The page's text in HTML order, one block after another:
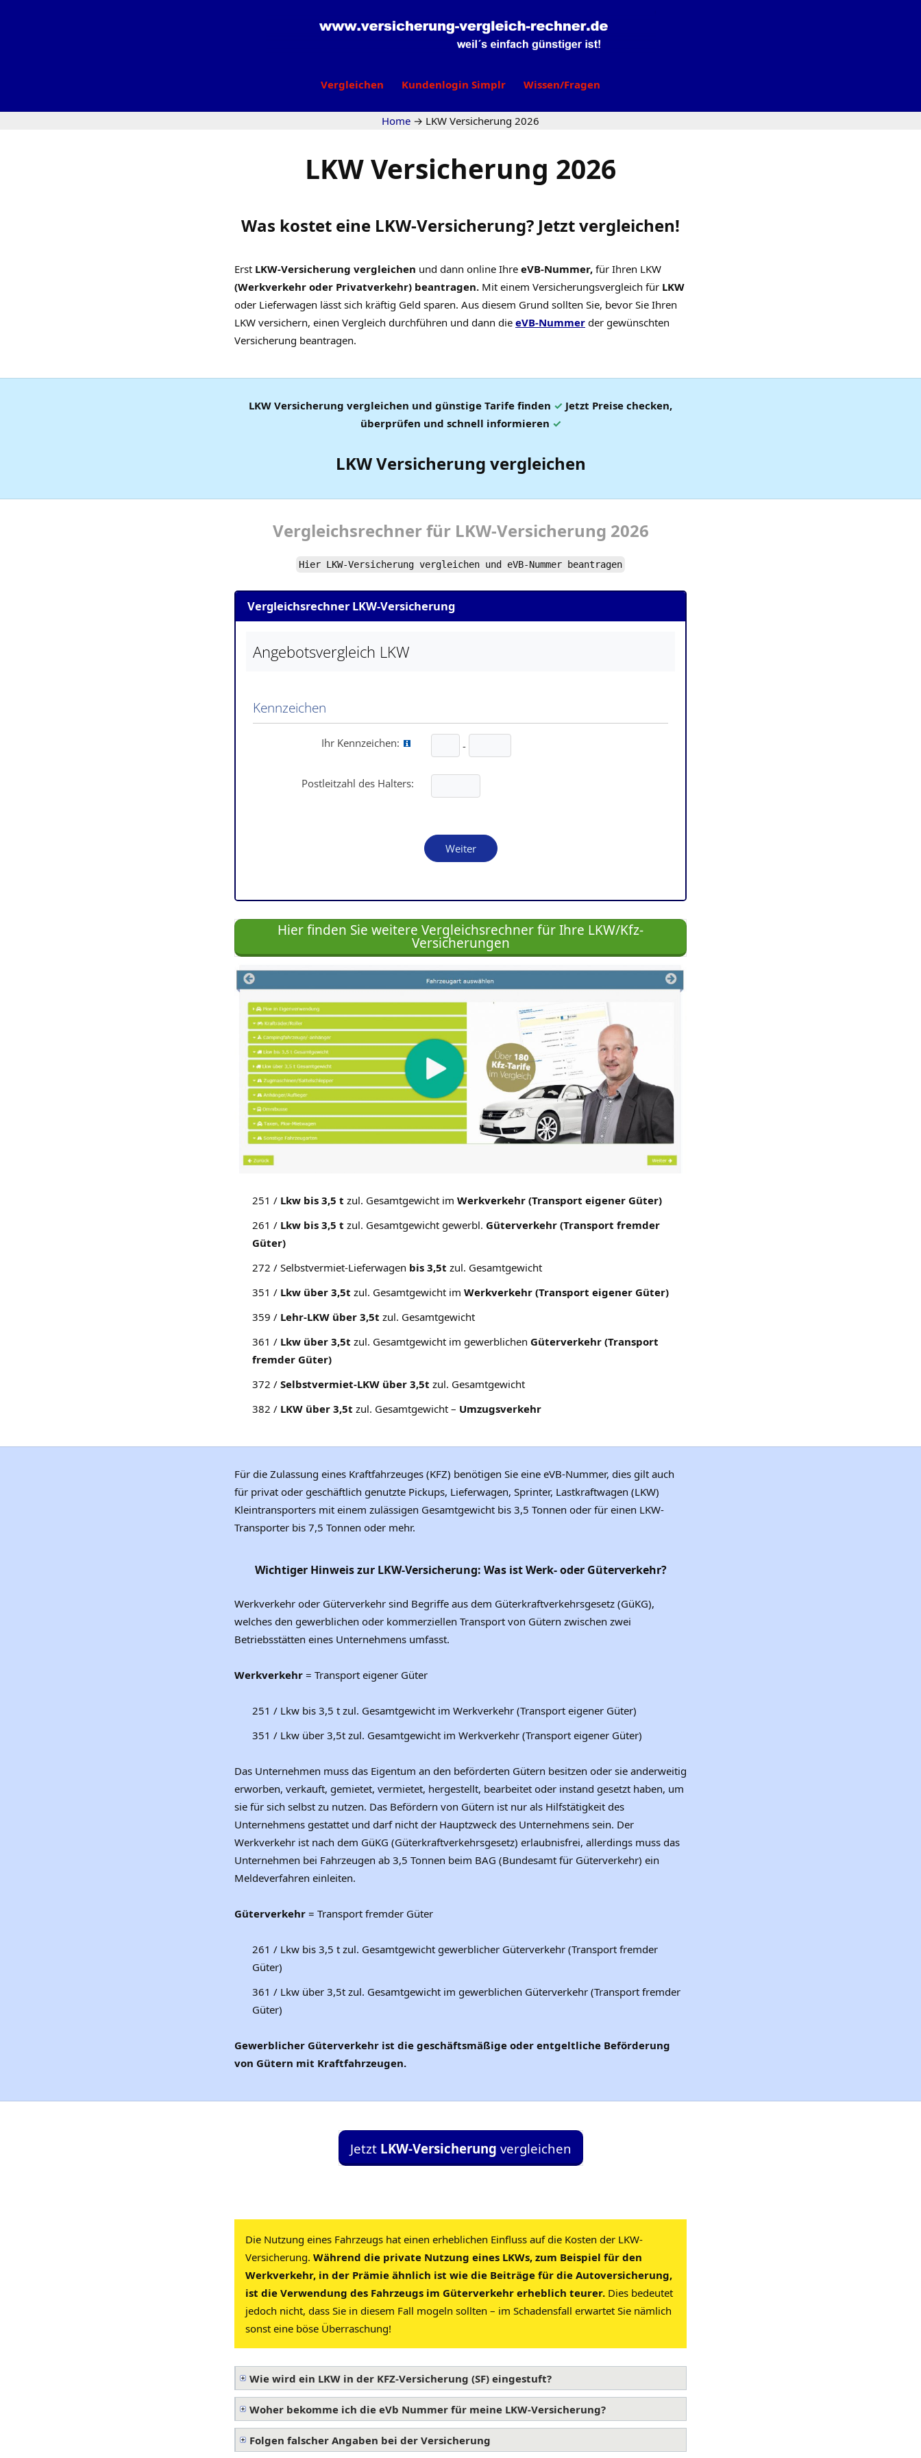
Vergleichen Kundenlogin Simplr Wissen/Fragen
Home → LKW Versicherung 2026
LKW Versicherung 2026
Was kostet eine LKW-Versicherung? Jetzt vergleichen!
Erst LKW-Versicherung vergleichen und dann online Ihre eVB-Nummer, für Ihren LKW
(Werkverkehr oder Privatverkehr) beantragen. Mit einem Versicherungsvergleich für LKW
oder Lieferwagen lässt sich kräftig Geld sparen. Aus diesem Grund sollten Sie, bevor Sie Ihren
LKW versichern, einen Vergleich durchführen und dann die eVB-Nummer der gewünschten
Versicherung beantragen.
LKW Versicherung vergleichen und günstige Tarife finden ✓ Jetzt Preise checken,
überprüfen und schnell informieren ✓
LKW Versicherung vergleichen
Vergleichsrechnerfür LKW-Versicherung 2026
Hier LKW-Versicherung vergleichen und eVB-Nummer beantragen
Vergleichsrechner LKW-Versicherung
Hier finden Sie weitere Vergleichsrechner für Ihre LKW/Kfz-
Versicherungen
251 / Lkw bis 3,5 t zul. Gesamtgewicht im Werkverkehr (Transport eigener Güter)
261 / Lkw bis 3,5 t zul. Gesamtgewicht gewerbl. Güterverkehr (Transport fremder
Güter)
272 / Selbstvermiet-Lieferwagen bis 3,5t zul. Gesamtgewicht
351 / Lkw über 3,5t zul. Gesamtgewicht im Werkverkehr (Transport eigener Güter)
359 / Lehr-LKW über 3,5t zul. Gesamtgewicht
361 / Lkw über 3,5t zul. Gesamtgewicht im gewerblichen Güterverkehr (Transport
fremder Güter)
372 / Selbstvermiet-LKW über 3,5t zul. Gesamtgewicht
382 / LKW über 3,5t zul. Gesamtgewicht – Umzugsverkehr
Für die Zulassung eines Kraftfahrzeuges (KFZ) benötigen Sie eine eVB-Nummer, dies gilt auch
für privat oder geschäftlich genutzte Pickups, Lieferwagen, Sprinter, Lastkraftwagen (LKW)
Kleintransporters mit einem zulässigen Gesamtgewicht bis 3,5 Tonnen oder für einen LKW-
Transporter bis 7,5 Tonnen oder mehr.
Wichtiger Hinweis zur LKW-Versicherung: Was ist Werk- oder Güterverkehr?
Werkverkehr oder Güterverkehr sind Begriffe aus dem Güterkraftverkehrsgesetz (GüKG),
welches den gewerblichen oder kommerziellen Transport von Gütern zwischen zwei
Betriebsstätten eines Unternehmens umfasst.
Werkverkehr = Transport eigener Güter
251 / Lkw bis 3,5 t zul. Gesamtgewicht im Werkverkehr (Transport eigener Güter)
351 / Lkw über 3,5t zul. Gesamtgewicht im Werkverkehr (Transport eigener Güter)
Das Unternehmen muss das Eigentum an den beförderten Gütern besitzen oder sie anderweitig
erworben, verkauft, gemietet, vermietet, hergestellt, bearbeitet oder instand gesetzt haben, um
sie für sich selbst zu nutzen. Das Befördern von Gütern ist nur als Hilfstätigkeit des
Unternehmens gestattet und darf nicht der Hauptzweck des Unternehmens sein. Der
Werkverkehr ist nach dem GüKG (Güterkraftverkehrsgesetz) erlaubnisfrei, allerdings muss das
Unternehmen bei Fahrzeugen ab 3,5 Tonnen beim BAG (Bundesamt für Güterverkehr) ein
Meldeverfahren einleiten.
Güterverkehr = Transport fremder Güter
261 / Lkw bis 3,5 t zul. Gesamtgewicht gewerblicher Güterverkehr (Transport fremder
Güter)
361 / Lkw über 3,5t zul. Gesamtgewicht im gewerblichen Güterverkehr (Transport fremder
Güter)
Gewerblicher Güterverkehr ist die geschäftsmäßige oder entgeltliche Beförderung
von Gütern mit Kraftfahrzeugen.
Jetzt LKW-Versicherung vergleichen
Die Nutzung eines Fahrzeugs hat einen erheblichen Einfluss auf die Kosten der LKW-
Versicherung. Während die private Nutzung eines LKWs, zum Beispiel für den
Werkverkehr, in der Prämie ähnlich ist wie die Beiträge für die Autoversicherung,
ist die Verwendung des Fahrzeugs im Güterverkehr erheblich teurer. Dies bedeutet
jedoch nicht, dass Sie in diesem Fall mogeln sollten – im Schadensfall erwartet Sie nämlich
sonst eine böse Überraschung!
Wie wird ein LKW in der KFZ-Versicherung (SF) eingestuft?
Woher bekomme ich die eVb Nummer für meine LKW-Versicherung?
Folgen falscher Angaben bei der Versicherung